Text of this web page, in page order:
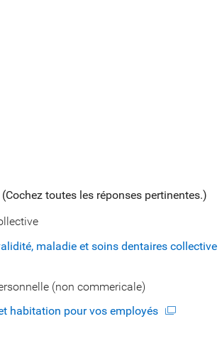
toutes les réponses pertinentes.)
maladie et soins dentaires collective
(non commericale)
habitation pour vos employés